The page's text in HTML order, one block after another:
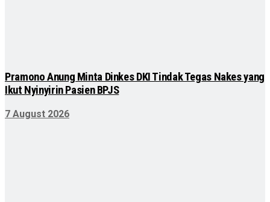
Pramono Anung Minta Dinkes DKI Tindak Tegas Nakes yang
Ikut Nyinyirin Pasien BPJS
7 August 2026